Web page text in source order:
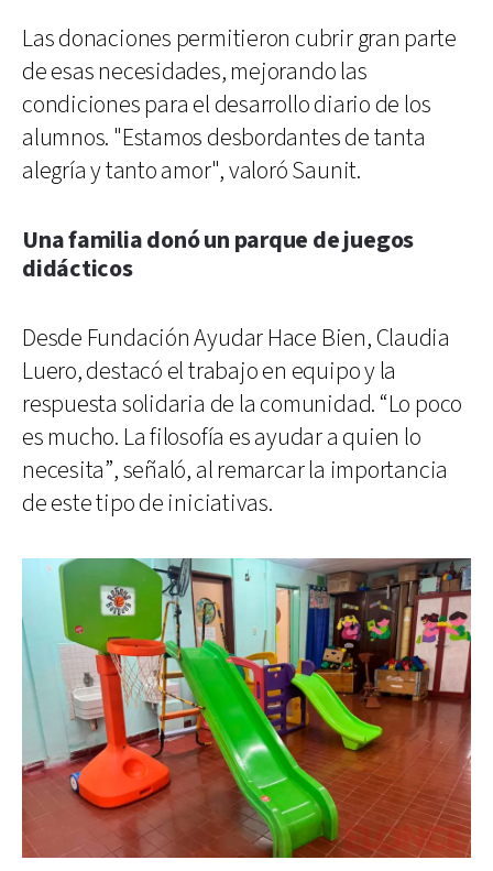
Las donaciones permitieron cubrir gran parte
de esas necesidades, mejorando las
condiciones para el desarrollo diario de los
alumnos. "Estamos desbordantes de tanta
alegría y tanto amor", valoró Saunit.
Una familia donó un parque de juegos
didácticos
Desde Fundación Ayudar Hace Bien, Claudia
Luero, destacó el trabajo en equipo y la
respuesta solidaria de la comunidad. “Lo poco
es mucho. La filosofía es ayudar a quien lo
necesita”, señaló, al remarcar la importancia
de este tipo de iniciativas.